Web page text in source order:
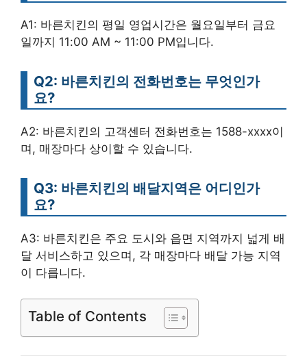
A1: 바른치킨의 평일 영업시간은 월요일부터 금요
일까지 11:00 AM ~ 11:00 PM입니다.
Q2: 바른치킨의 전화번호는 무엇인가
요?
A2: 바른치킨의 고객센터 전화번호는 1588-xxxx이
며, 매장마다 상이할 수 있습니다.
Q3: 바른치킨의 배달지역은 어디인가
요?
A3: 바른치킨은 주요 도시와 읍면 지역까지 넓게 배
달 서비스하고 있으며, 각 매장마다 배달 가능 지역
이 다릅니다.
Table of Contents